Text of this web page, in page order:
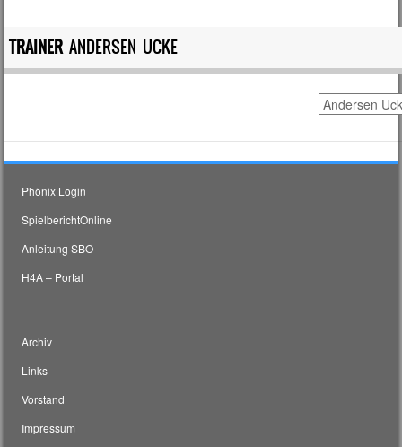
TRAINERANDERSEN UCKE
Phönix Login
SpielberichtOnline
Anleitung SBO
H4A – Portal
Archiv
Links
Vorstand
Impressum